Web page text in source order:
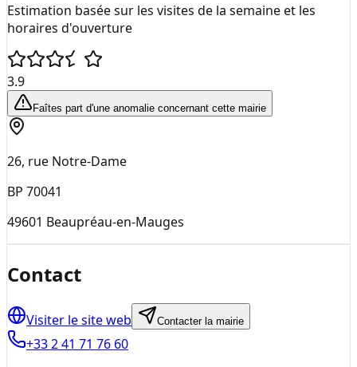
Estimation basée sur les visites de la semaine et les
horaires d'ouverture
3.9
Faîtes part d'une anomalie concernant cette mairie
26, rue Notre-Dame
BP 70041
49601 Beaupréau-en-Mauges
Contact
Visiter le site web Contacter la mairie
+33 2 41 71 76 60